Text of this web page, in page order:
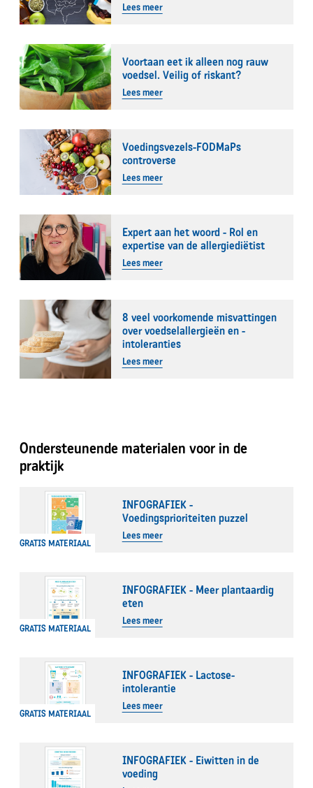
Lees meer
Voortaan eet ik alleen nog rauw
voedsel. Veilig of riskant?
Lees meer
Voedingsvezels-FODMaPs
controverse
Lees meer
Expert aan het woord - Rol en
expertise van de allergiediëtist
Lees meer
8 veel voorkomende misvattingen
over voedselallergieën en -
intoleranties
Lees meer
Ondersteunende materialen voor in de
praktijk
GRATIS MATERIAAL
INFOGRAFIEK -
Voedingsprioriteiten puzzel
Lees meer
GRATIS MATERIAAL
INFOGRAFIEK - Meer plantaardig
eten
Lees meer
GRATIS MATERIAAL
INFOGRAFIEK - Lactose-
intolerantie
Lees meer
INFOGRAFIEK - Eiwitten in de
voeding